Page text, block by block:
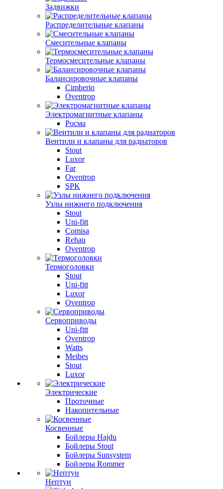
Задвижки
Распределительные клапаны
Cмесительные клапаны
Термосмесительные клапаны
Балансировочные клапаны
Cimberio
Oventrop
Электромагнитные клапаны
Росма
Вентили и клапаны для радиаторов
Stout
Luxor
Far
Oventrop
SPK
Узлы нижнего подключения
Stout
Uni-fitt
Comisa
Rehau
Oventrop
Термоголовки
Stout
Uni-fitt
Luxor
Oventrop
Сервоприводы
Uni-fitt
Oventrop
Watts
Meibes
Stout
Luxor
Электрические
Проточные
Накопительные
Косвенные
Бойлеры Hajdu
Бойлеры Stout
Бойлеры Sunsystem
Бойлеры Rommer
Нептун